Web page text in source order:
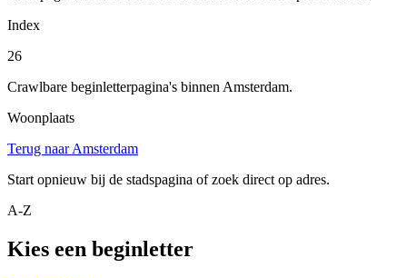
Index
26
Crawlbare beginletterpagina's binnen Amsterdam.
Woonplaats
Terug naar Amsterdam
Start opnieuw bij de stadspagina of zoek direct op adres.
A-Z
Kies een beginletter